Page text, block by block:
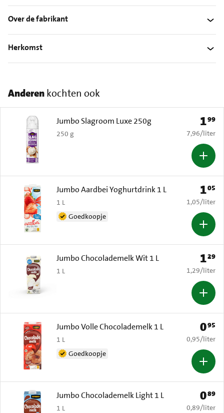
Over de fabrikant
Herkomst
Anderenkochten ook
Jumbo Slagroom Luxe 250g
250 g
Prijs:
199
€ 7,96 per
7,96/liter
Jumbo Aardbei Yoghurtdrink 1 L
1 L
Goedkoopje
Prijs:
105
€ 1,05 per
1,05/liter
Jumbo Chocolademelk Wit 1 L
1 L
Prijs:
129
€ 1,29 per
1,29/liter
Jumbo Volle Chocolademelk 1 L
1 L
Goedkoopje
Prijs:
095
€ 0,95 per
0,95/liter
Jumbo Chocolademelk Light 1 L
1 L
Prijs:
089
€ 0,89 per
0,89/liter